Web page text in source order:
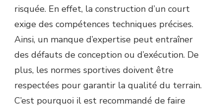
risquée. En effet, la construction d’un court
exige des compétences techniques précises.
Ainsi, un manque d’expertise peut entraîner
des défauts de conception ou d’exécution. De
plus, les normes sportives doivent être
respectées pour garantir la qualité du terrain.
C’est pourquoi il est recommandé de faire